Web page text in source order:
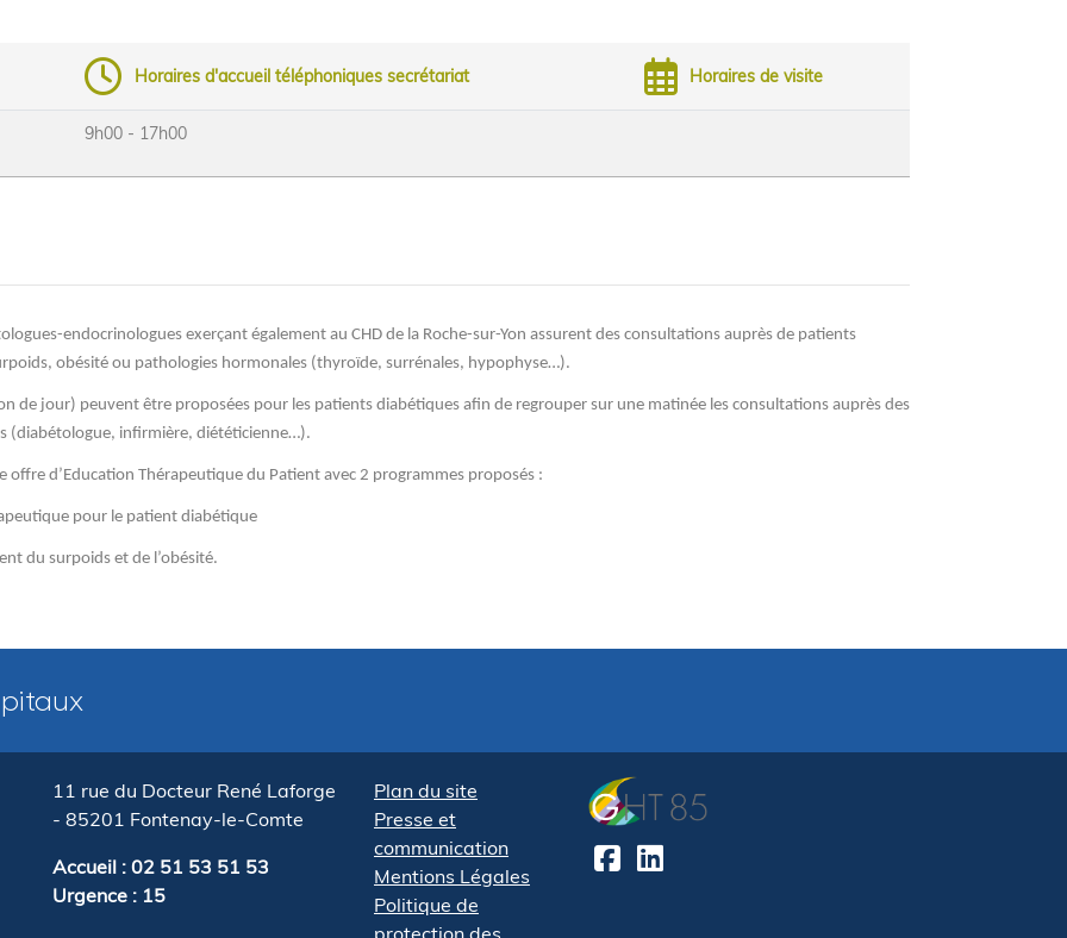
Horaires d'accueil téléphoniques secrétariat Horaires de visite
9h00 - 17h00
endocrinologues exerçant également au CHD de la Roche-sur-Yon assurent des consultations auprès de patients
obésité ou pathologies hormonales (thyroïde, surrénales, hypophyse…).
de jour) peuvent être proposées pour les patients diabétiques afin de regrouper sur une matinée les consultations auprès des
(diabétologue, infirmière, diététicienne…).
offre d’Education Thérapeutique du Patient avec 2 programmes proposés :
pour le patient diabétique
du surpoids et de l’obésité.
11 rue du Docteur René Laforge
- 85201 Fontenay-le-Comte
Accueil : 02 51 53 51 53
Urgence : 15
Plan du site
Presse et
communication
Mentions Légales
Politique de
protection des